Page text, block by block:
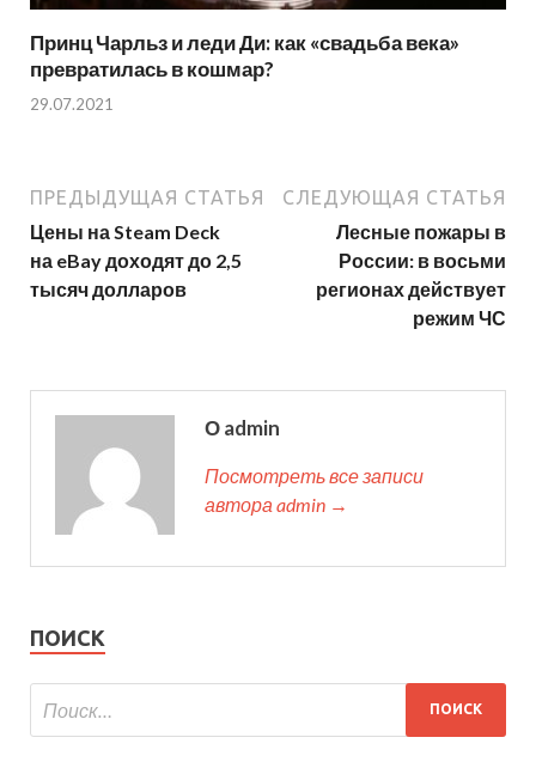
Принц Чарльз и леди Ди: как «свадьба века»
превратилась в кошмар?
29.07.2021
ПРЕДЫДУЩАЯ СТАТЬЯ
Цены на Steam Deck
на eBay доходят до 2,5
тысяч долларов
СЛЕДУЮЩАЯ СТАТЬЯ
Лесные пожары в
России: в восьми
регионах действует
режим ЧС
О admin
Посмотреть все записи
автора admin →
ПОИСК